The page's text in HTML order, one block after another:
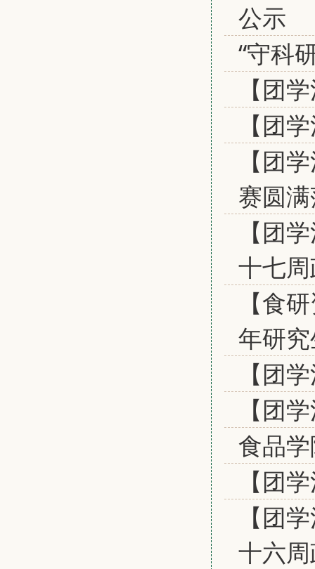
公示
“守科
【团
【团
【团
赛圆
【团
十七
【食
年研
【团
【团
食品
【团
【团
十六